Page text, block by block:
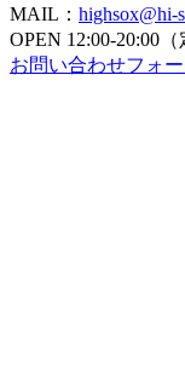
MAIL： highsox@hi-
OPEN 12:00-20:00（
お問い合わせフォ